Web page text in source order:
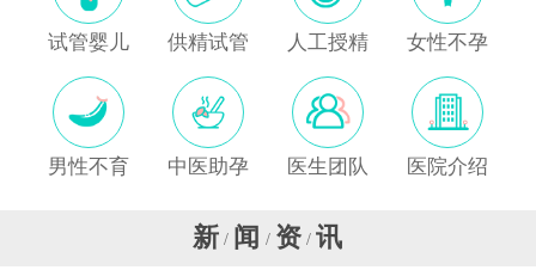
试管婴儿 供精试管 人工授精 女性不孕
男性不育 中医助孕 医生团队 医院介绍
新 / 闻 / 资 / 讯